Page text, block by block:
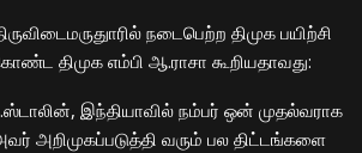
நடைபெற்ற திமுக பயிற்சி
திமுக எம்பி ஆ.ராசா கூறியதாவது:
இந்தியாவில் நம்பர் ஒன் முதல்வராக
அறிமுகப்படுத்தி வரும் பல திட்டங்களை